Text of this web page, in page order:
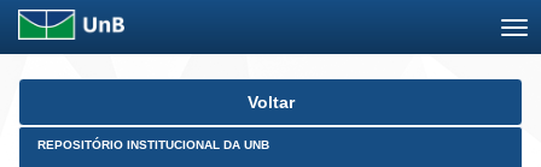
Skip
Voltar
REPOSITÓRIO INSTITUCIONAL DA UNB